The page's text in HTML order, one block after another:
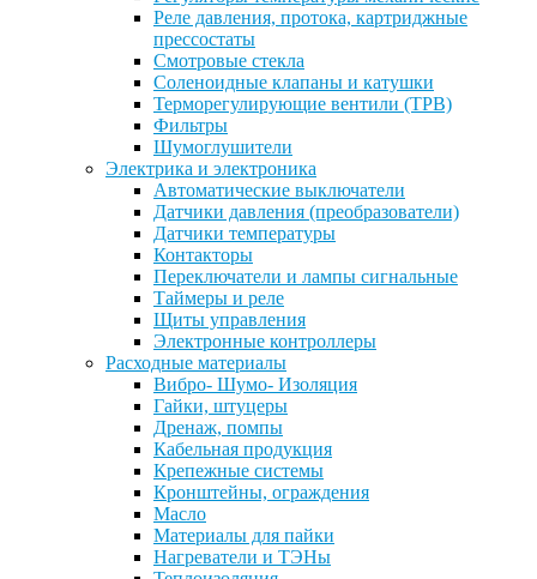
Реле давления, протока, картриджные
прессостаты
Смотровые стекла
Соленоидные клапаны и катушки
Терморегулирующие вентили (ТРВ)
Фильтры
Шумоглушители
Электрика и электроника
Автоматические выключатели
Датчики давления (преобразователи)
Датчики температуры
Контакторы
Переключатели и лампы сигнальные
Таймеры и реле
Щиты управления
Электронные контроллеры
Расходные материалы
Вибро- Шумо- Изоляция
Гайки, штуцеры
Дренаж, помпы
Кабельная продукция
Крепежные системы
Кронштейны, ограждения
Масло
Материалы для пайки
Нагреватели и ТЭНы